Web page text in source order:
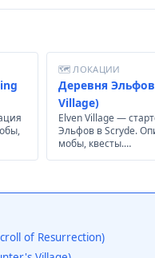
🗺 ЛОКАЦИИ
Деревня
Village)
Elven Village —
Эльфов в Scryde.
мобы, квесты.…
of Resurrection)